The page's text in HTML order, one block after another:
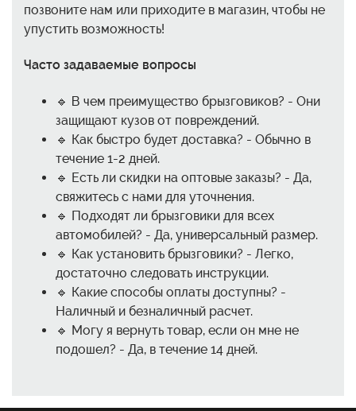
позвоните нам или приходите в магазин, чтобы не
упустить возможность!
Часто задаваемые вопросы
🔹 В чем преимущество брызговиков? - Они
защищают кузов от повреждений.
🔹 Как быстро будет доставка? - Обычно в
течение 1-2 дней.
🔹 Есть ли скидки на оптовые заказы? - Да,
свяжитесь с нами для уточнения.
🔹 Подходят ли брызговики для всех
автомобилей? - Да, универсальный размер.
🔹 Как установить брызговики? - Легко,
достаточно следовать инструкции.
🔹 Какие способы оплаты доступны? -
Наличный и безналичный расчет.
🔹 Могу я вернуть товар, если он мне не
подошел? - Да, в течение 14 дней.